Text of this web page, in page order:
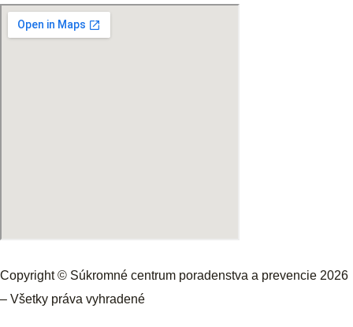
Copyright © Súkromné centrum poradenstva a prevencie 2026
– Všetky práva vyhradené